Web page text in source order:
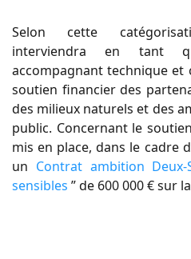
Selon cette
interviendra en tant
accompagnant technique et
soutien financier des
des milieux naturels et des
public. Concernant le
mis en place, dans le cadre
un Contrat ambition Deux-
sensibles ” de 600 000 € sur